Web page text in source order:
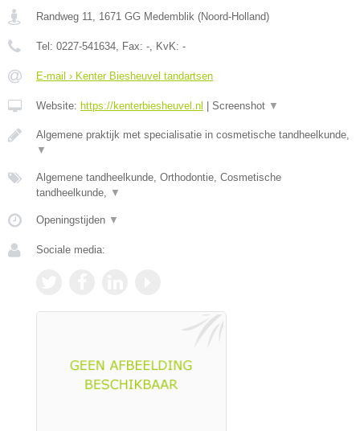
Randweg 11 1671 GG Medemblik (Noord-Holland)
Tel: 0227-541634 , Fax: - , KvK: -
E-mail › Kenter Biesheuvel tandartsen
Website: https://kenterbiesheuvel.nl | Screenshot ▼
Algemene praktijk met specialisatie in cosmetische tandheelkunde,
▼
Algemene tandheelkunde, Orthodontie, Cosmetische
tandheelkunde,
▼
Openingstijden ▼
Sociale media: